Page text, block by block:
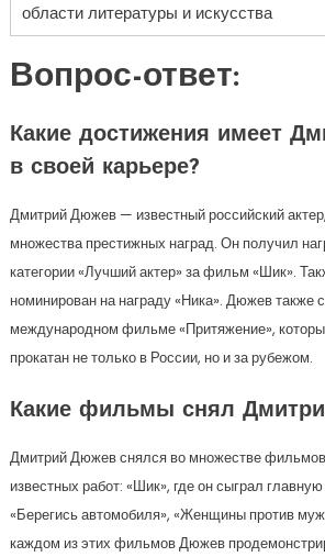
области литературы и искусства
Вопрос-ответ:
Какие достижения имеет
в своей карьере?
Дмитрий Дюжев — известный российский
множества престижных наград. Он получил
категории «Лучший актер» за фильм «Шик».
номинирован на награду «Ника». Дюжев также
международном фильме «Притяжение»,
прокатан не только в России, но и за рубежом.
Какие фильмы снял
Дмитрий Дюжев снялся во множестве
известных работ: «Шик», где он сыграл
«Берегись автомобиля», «Женщины против
каждом из этих фильмов Дюжев